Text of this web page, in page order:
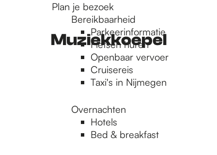
Plan je bezoek
Bereikbaarheid
Parkeerinformatie
Fietsen huren
Openbaar vervoer
Cruisereis
Taxi's in Nijmegen
Overnachten
Hotels
Bed & breakfast
Muziekkoepel